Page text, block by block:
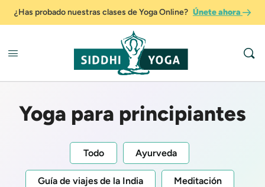
¿Has probado nuestras clases de Yoga Online? Únete ahora
Yoga para principiantes
Todo Ayurveda
Guía de viajes de la India Meditación